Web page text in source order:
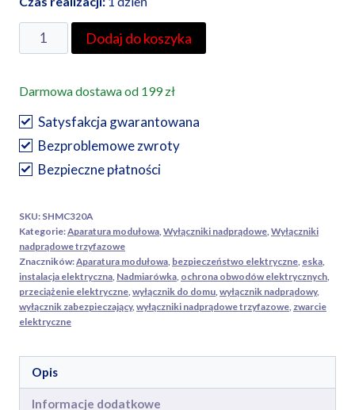
ilość
HAGER
nadprądowy
MCN
320
E
Dodaj do koszyka
Darmowa dostawa od 199 zł
Satysfakcja gwarantowana
Bezproblemowe zwroty
Bezpieczne płatności
SKU: SHMC320A
Kategorie:Aparatura modułowa Wyłączniki nadprądowe Wyłączniki
nadprądowe trzyfazowe
Znaczników:Aparatura modułowa bezpieczeństwo elektryczne eska
instalacja elektryczna Nadmiarówka ochrona obwodów elektrycznych
przeciążenie elektryczne wyłącznik do domu wyłącznik nadprądowy,
wyłącznik zabezpieczający, wyłączniki nadprądowe trzyfazowe zwarcie
elektryczne
Opis
Informacje dodatkowe